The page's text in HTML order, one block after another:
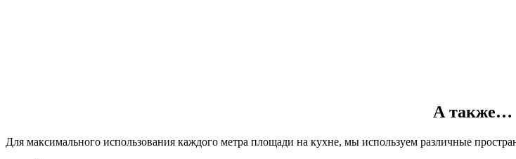
А также…
Для максимального использования каждого метра площади на кухне, мы используем различные